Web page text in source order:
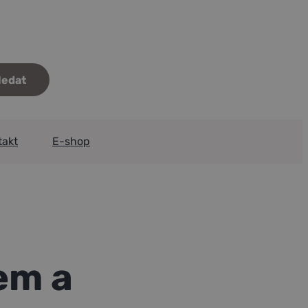
E-shop
a